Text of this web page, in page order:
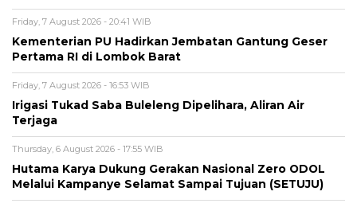
Friday, 7 August 2026 - 20:41 WIB
Kementerian PU Hadirkan Jembatan Gantung Geser
Pertama RI di Lombok Barat
Friday, 7 August 2026 - 16:53 WIB
Irigasi Tukad Saba Buleleng Dipelihara, Aliran Air
Terjaga
Thursday, 6 August 2026 - 17:55 WIB
Hutama Karya Dukung Gerakan Nasional Zero ODOL
Melalui Kampanye Selamat Sampai Tujuan (SETUJU)